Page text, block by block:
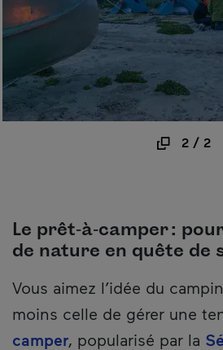
2/ 2
Le prêt‑à‑camper :
de nature en quête de
Vous aimez l’idée du
moins celle de gérer une
camper, popularisé par la